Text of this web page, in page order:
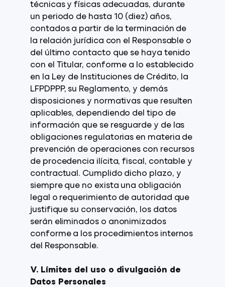
técnicas y físicas adecuadas, durante
un periodo de hasta 10 (diez) años,
contados a partir de la terminación de
la relación jurídica con el Responsable o
del último contacto que se haya tenido
con el Titular, conforme a lo establecido
en la Ley de Instituciones de Crédito, la
LFPDPPP, su Reglamento, y demás
disposiciones y normativas que resulten
aplicables, dependiendo del tipo de
información que se resguarde y de las
obligaciones regulatorias en materia de
prevención de operaciones con recursos
de procedencia ilícita, fiscal, contable y
contractual. Cumplido dicho plazo, y
siempre que no exista una obligación
legal o requerimiento de autoridad que
justifique su conservación, los datos
serán eliminados o anonimizados
conforme a los procedimientos internos
del Responsable.
V. Límites del uso o divulgación de
Datos Personales